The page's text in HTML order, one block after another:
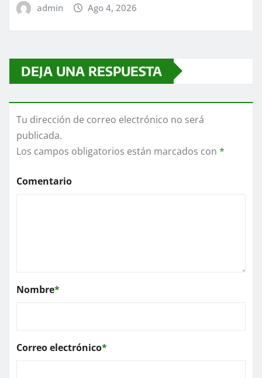
admin Ago 4, 2026
DEJA UNA RESPUESTA
Tu dirección de correo electrónico no será
publicada.
Los campos obligatorios están marcados con *
Comentario
Nombre*
Correo electrónico*